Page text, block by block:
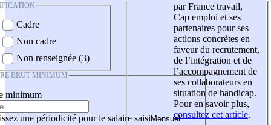
Cadre
Non cadre
Non renseignée (3)
BRUT MINIMUM
minimum
une périodicité pour le salaire saisi
par France travail,
Cap emploi et ses
partenaires pour ses
actions concrètes en
faveur du recrutement,
de l’intégration et de
l’accompagnement de
ses collaborateurs en
situation de handicap.
Pour en savoir plus,
consultez cet article.